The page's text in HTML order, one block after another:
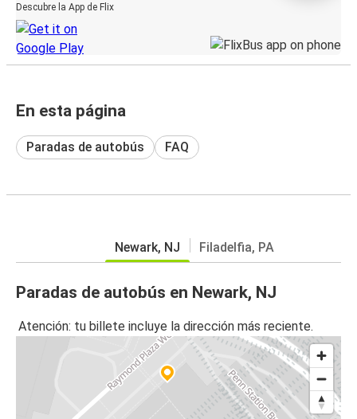
Descubre la App de Flix
En esta página
Paradas de autobús FAQ
Newark, NJ Filadelfia, PA
Paradas de autobús en Newark, NJ
Atención: tu billete incluye la dirección más reciente.